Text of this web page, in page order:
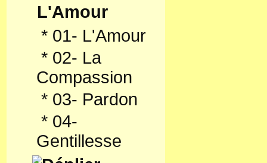
L'Amour
* 01- L'Amour
* 02- La
Compassion
* 03- Pardon
* 04-
Gentillesse